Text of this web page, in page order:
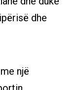
dhe
një